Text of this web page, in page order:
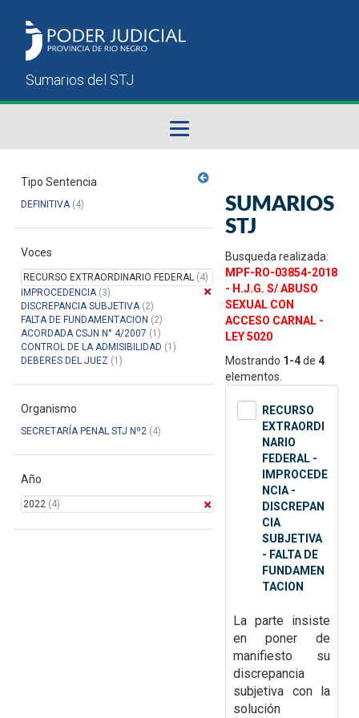
Sumarios del STJ
Manual del Usuario
Tipo Sentencia
DEFINITIVA(4)
Voces
RECURSO EXTRAORDINARIO FEDERAL (4)
IMPROCEDENCIA(3)
DISCREPANCIA SUBJETIVA(2)
FALTA DE FUNDAMENTACION (2)
ACORDADA CSJN N° 4/2007 (1)
CONTROL DE LA ADMISIBILIDAD (1)
DEBERES DEL JUEZ (1)
Organismo
SECRETARÍA PENAL STJ Nº2 (4)
Año
2022 (4)
SUMARIOS
STJ
Busqueda realizada:
MPF-RO-03854-2018
- H.J.G. S/ ABUSO
SEXUAL CON
ACCESO CARNAL -
LEY 5020
Mostrando 1-4de 4
elementos.
RECURSO
EXTRAORDI
NARIO
FEDERAL -
IMPROCEDE
NCIA -
DISCREPAN
CIA
SUBJETIVA
- FALTA DE
FUNDAMEN
TACION
La parte insiste
en poner de
manifiesto su
discrepancia
subjetiva con la
solución